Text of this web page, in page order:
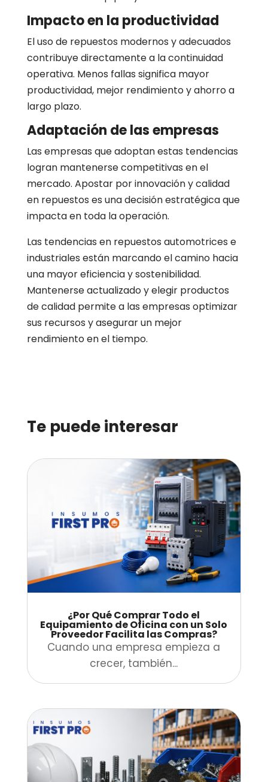
Impacto en la productividad
El uso de repuestos modernos y adecuados
contribuye directamente a la continuidad
operativa. Menos fallas significa mayor
productividad, mejor rendimiento y ahorro a
largo plazo.
Adaptación de las empresas
Las empresas que adoptan estas tendencias
logran mantenerse competitivas en el
mercado. Apostar por innovación y calidad
en repuestos es una decisión estratégica que
impacta en toda la operación.
Las tendencias en repuestos automotrices e
industriales están marcando el camino hacia
una mayor eficiencia y sostenibilidad.
Mantenerse actualizado y elegir productos
de calidad permite a las empresas optimizar
sus recursos y asegurar un mejor
rendimiento en el tiempo.
Te puede interesar
¿Por Qué Comprar Todo el
Equipamiento de Oficina con un Solo
Proveedor Facilita las Compras?
Cuando una empresa empieza a
crecer, también...